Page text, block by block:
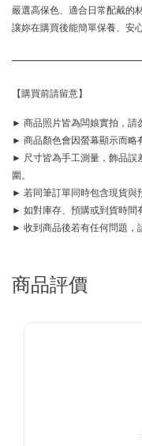
嚴選高保色、適合日常配戴的
讓妳在購買後能簡單保養、安
【購買前請留意】
► 商品照片皆為闆娘實拍，請
► 商品顏色會因螢幕顯示而略
► 尺寸皆為手工測量，飾品誤
圍。
► 若同筆訂單同時包含現貨與
► 如對庫存、預購或到貨時間
► 收到商品後若有任何問題，
商品評價